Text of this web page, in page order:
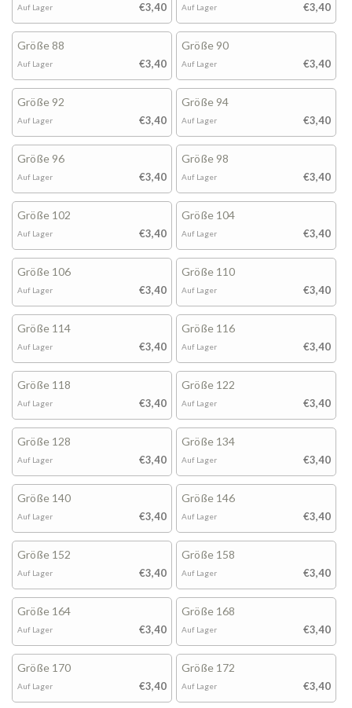
€3,40
Auf Lager €3,40
Auf Lager
Größe 88
€3,40
Auf Lager
Größe 90
€3,40
Auf Lager
Größe 92
€3,40
Auf Lager
Größe 94
€3,40
Auf Lager
Größe 96
€3,40
Auf Lager
Größe 98
€3,40
Auf Lager
Größe 102
€3,40
Auf Lager
Größe 104
€3,40
Auf Lager
Größe 106
€3,40
Auf Lager
Größe 110
€3,40
Auf Lager
Größe 114
€3,40
Auf Lager
Größe 116
€3,40
Auf Lager
Größe 118
€3,40
Auf Lager
Größe 122
€3,40
Auf Lager
Größe 128
€3,40
Auf Lager
Größe 134
€3,40
Auf Lager
Größe 140
€3,40
Auf Lager
Größe 146
€3,40
Auf Lager
Größe 152
€3,40
Auf Lager
Größe 158
€3,40
Auf Lager
Größe 164
€3,40
Auf Lager
Größe 168
€3,40
Auf Lager
Größe 170
€3,40
Auf Lager
Größe 172
€3,40
Auf Lager